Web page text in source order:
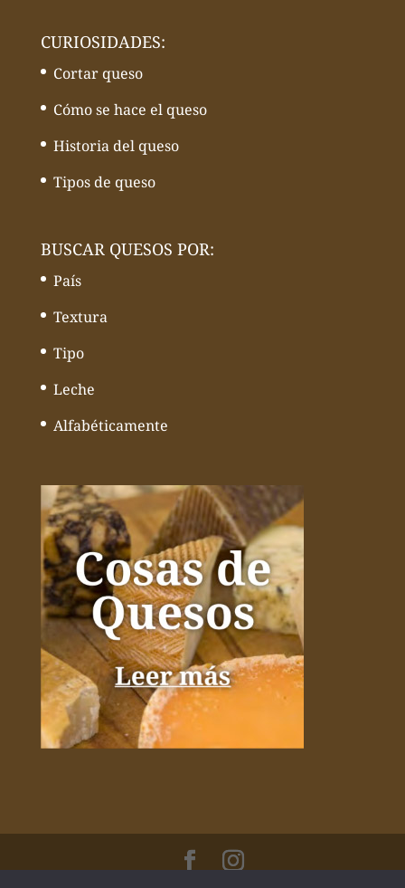
CURIOSIDADES:
Cortar queso
Cómo se hace el queso
Historia del queso
Tipos de queso
BUSCAR QUESOS POR:
País
Textura
Tipo
Leche
Alfabéticamente